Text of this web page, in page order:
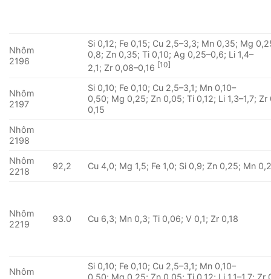
Nhôm
2196
Si 0,12; Fe 0,15; Cu 2,5–3,3; Mn 0,35; Mg
0,8; Zn 0,35; Ti 0,10; Ag 0,25–0,6; Li 1,4–
2,1; Zr 0,08–0,16 [10]
Nhôm
2197
Si 0,10; Fe 0,10; Cu 2,5–3,1; Mn 0,10–
0,50; Mg 0,25; Zn 0,05; Ti 0,12; Li 1,3–1,7; Zr
0,15
Nhôm
2198
Nhôm
2218
92,2 Cu 4,0; Mg 1,5; Fe 1,0; Si 0,9; Zn 0,25; Mn
Nhôm
2219
93.0 Cu 6,3; Mn 0,3; Ti 0,06; V 0,1; Zr 0,18
Nhôm
Si 0,10; Fe 0,10; Cu 2,5–3,1; Mn 0,10–
0,50; Mg 0,25; Zn 0,05; Ti 0,12; Li 1,1–1,7; Zr